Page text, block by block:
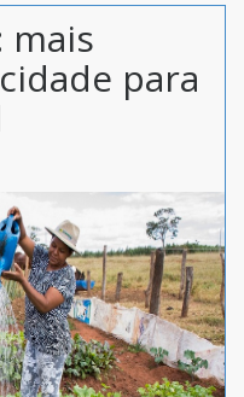
mais
para